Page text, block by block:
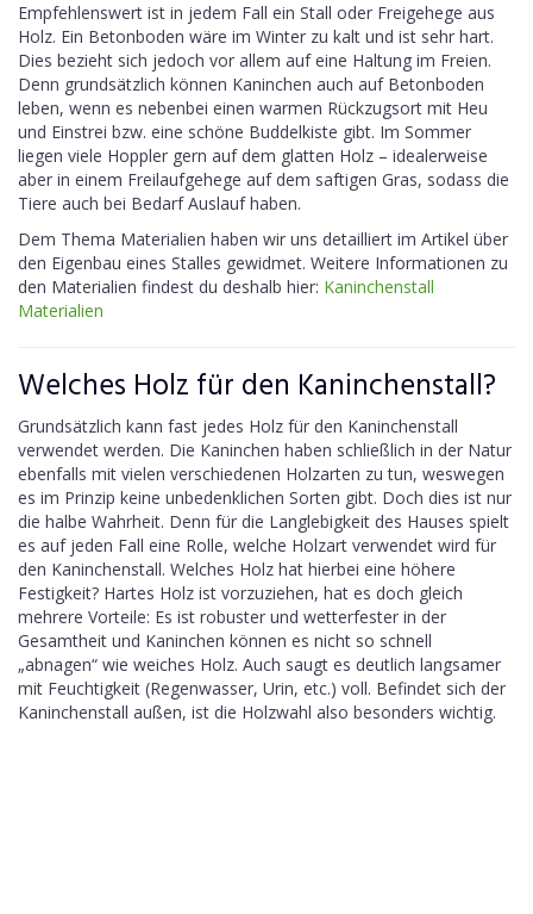
Empfehlenswert ist in jedem Fall ein Stall oder Freigehege aus
Holz. Ein Betonboden wäre im Winter zu kalt und ist sehr hart.
Dies bezieht sich jedoch vor allem auf eine Haltung im Freien.
Denn grundsätzlich können Kaninchen auch auf Betonboden
leben, wenn es nebenbei einen warmen Rückzugsort mit Heu
und Einstrei bzw. eine schöne Buddelkiste gibt. Im Sommer
liegen viele Hoppler gern auf dem glatten Holz – idealerweise
aber in einem Freilaufgehege auf dem saftigen Gras, sodass die
Tiere auch bei Bedarf Auslauf haben.
Dem Thema Materialien haben wir uns detailliert im Artikel über
den Eigenbau eines Stalles gewidmet. Weitere Informationen zu
den Materialien findest du deshalb hier: Kaninchenstall
Materialien
Welches Holz für den Kaninchenstall?
Grundsätzlich kann fast jedes Holz für den Kaninchenstall
verwendet werden. Die Kaninchen haben schließlich in der Natur
ebenfalls mit vielen verschiedenen Holzarten zu tun, weswegen
es im Prinzip keine unbedenklichen Sorten gibt. Doch dies ist nur
die halbe Wahrheit. Denn für die Langlebigkeit des Hauses spielt
es auf jeden Fall eine Rolle, welche Holzart verwendet wird für
den Kaninchenstall. Welches Holz hat hierbei eine höhere
Festigkeit? Hartes Holz ist vorzuziehen, hat es doch gleich
mehrere Vorteile: Es ist robuster und wetterfester in der
Gesamtheit und Kaninchen können es nicht so schnell
„abnagen“ wie weiches Holz. Auch saugt es deutlich langsamer
mit Feuchtigkeit (Regenwasser, Urin, etc.) voll. Befindet sich der
Kaninchenstall außen, ist die Holzwahl also besonders wichtig.